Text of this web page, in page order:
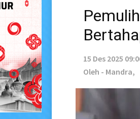
15 Des 2025
Oleh - Mandra,